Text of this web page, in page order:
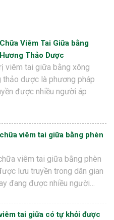
Viêm Tai Giữa bằng
Thảo Dược
viêm tai giữa bằng xông
thảo dược là phương pháp
được nhiều người áp
viêm tai giữa bằng phèn
viêm tai giữa bằng phèn
lưu truyền trong dân gian
đang được nhiều người…
tai giữa có tự khỏi được